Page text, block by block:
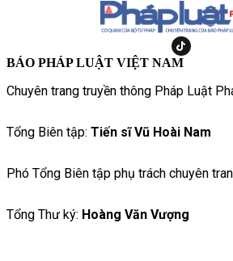
BÁO PHÁP LUẬT VIỆT NAM
Chuyên trang truyền thông Pháp Luật
Tổng Biên tập: Tiến sĩ Vũ Hoài Nam
Phó Tổng Biên tập phụ trách chuyên
Tổng Thư ký: Hoàng Văn Vượng